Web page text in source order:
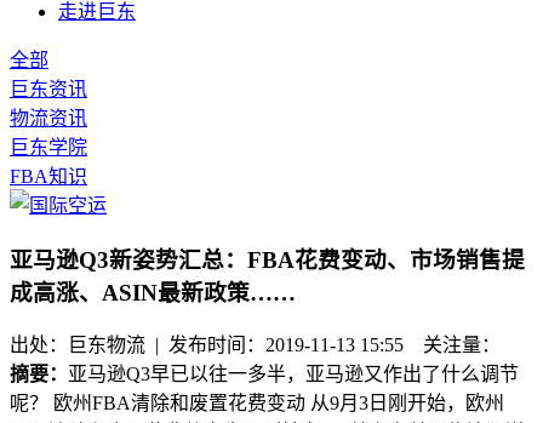
走进巨东
全部
巨东资讯
物流资讯
巨东学院
FBA知识
亚马逊Q3新姿势汇总：FBA花费变动、市场销售提
成高涨、ASIN最新政策……
出处：巨东物流 | 发布时间：2019-11-13 15:55 关注量：
摘要： 亚马逊Q3早已以往一多半，亚马逊又作出了什么调节
呢？ 欧州FBA清除和废置花费变动 从9月3日刚开始，欧州